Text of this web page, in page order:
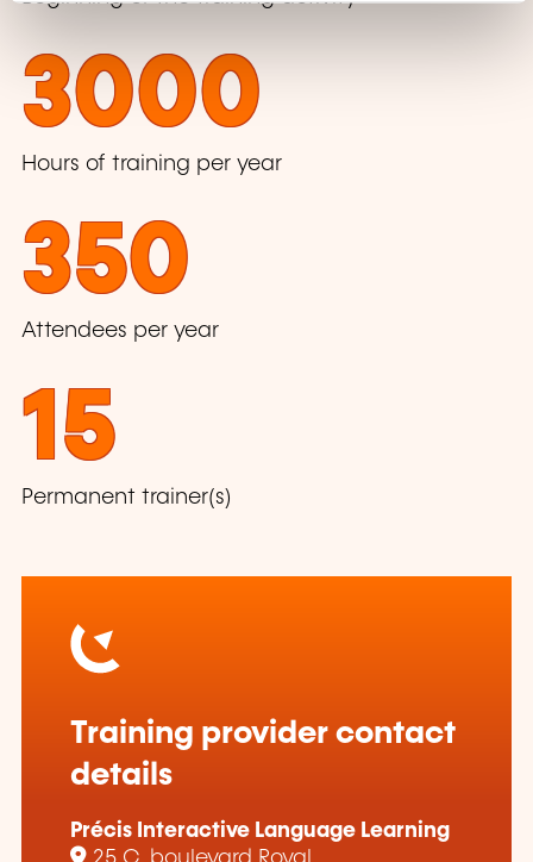
3000
Hours of training per year
350
Attendees per year
15
Permanent trainer(s)
Training provider contact
details
Précis Interactive Language Learning